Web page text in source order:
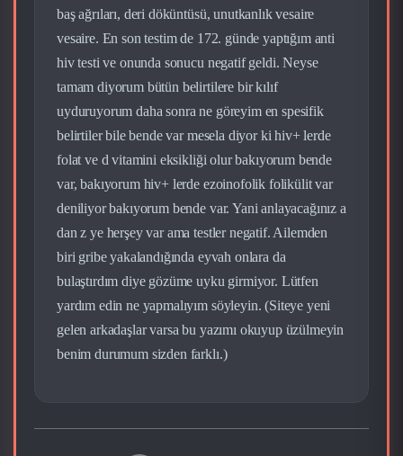
baş ağrıları, deri döküntüsü, unutkanlık vesaire
vesaire. En son testim de 172. günde yaptığım anti
hiv testi ve onunda sonucu negatif geldi. Neyse
tamam diyorum bütün belirtilere bir kılıf
uyduruyorum daha sonra ne göreyim en spesifik
belirtiler bile bende var mesela diyor ki hiv+ lerde
folat ve d vitamini eksikliği olur bakıyorum bende
var, bakıyorum hiv+ lerde ezoinofolik folikülit var
deniliyor bakıyorum bende var. Yani anlayacağınız a
dan z ye herşey var ama testler negatif. Ailemden
biri gribe yakalandığında eyvah onlara da
bulaştırdım diye gözüme uyku girmiyor. Lütfen
yardım edin ne yapmalıyım söyleyin. (Siteye yeni
gelen arkadaşlar varsa bu yazımı okuyup üzülmeyin
benim durumum sizden farklı.)